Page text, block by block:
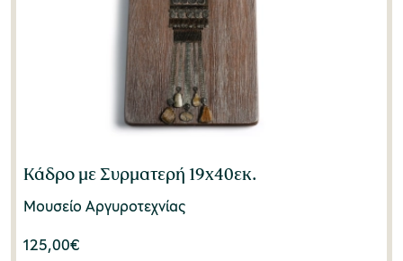
Κάδρο με Συρματερή 19x40εκ.
Μουσείο Αργυροτεχνίας
125,00€